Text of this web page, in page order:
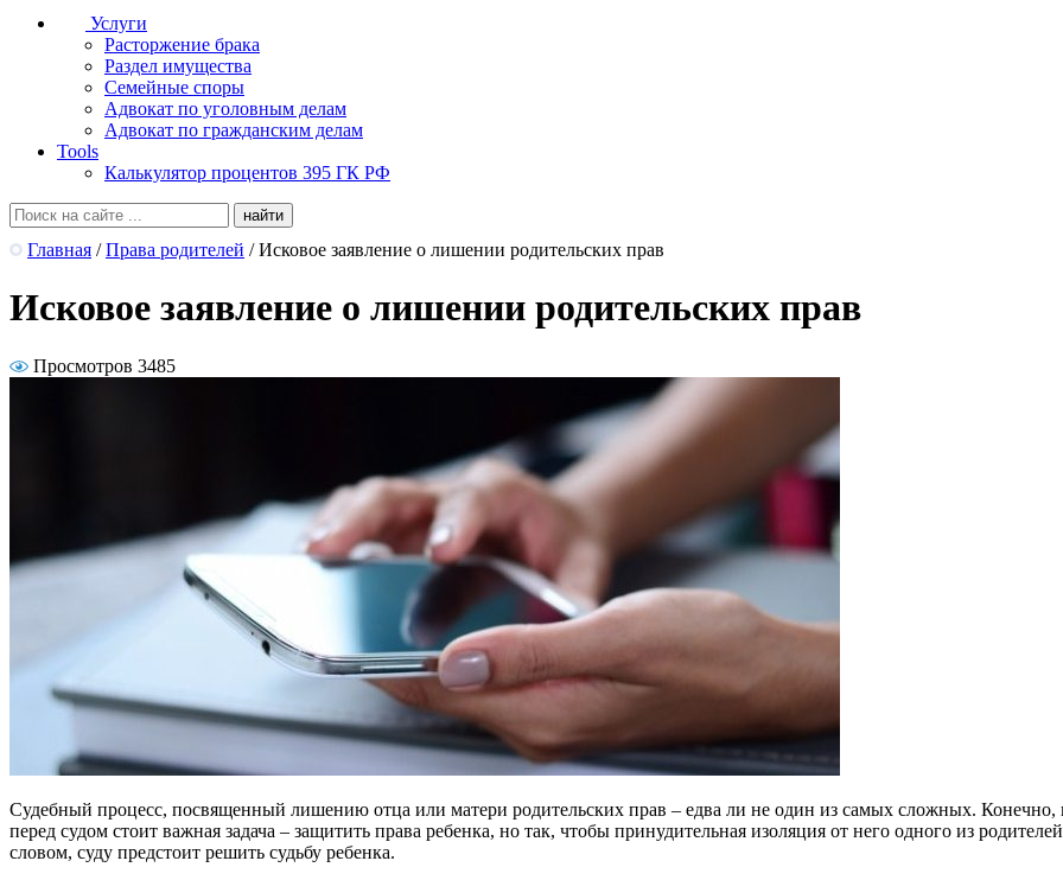
Услуги
Расторжение брака
Раздел имущества
Семейные споры
Адвокат по уголовным делам
Адвокат по гражданским делам
Tools
Калькулятор процентов 395 ГК РФ
Главная / Права родителей / Исковое заявление о лишении родительских прав
Исковое заявление о лишении родительских прав
Просмотров 3485
Судебный процесс, посвященный лишению отца или матери родительских прав – едва ли не один из самых сложных. Конечно,
перед судом стоит важная задача – защитить права ребенка, но так, чтобы принудительная изоляция от него одного из
словом, суду предстоит решить судьбу ребенка.